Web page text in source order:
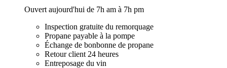
Ouvert aujourd'hui de 7h am à 7h pm
Inspection gratuite du remorquage
Propane payable à la pompe
Échange de bonbonne de propane
Retour client 24 heures
Entreposage du vin